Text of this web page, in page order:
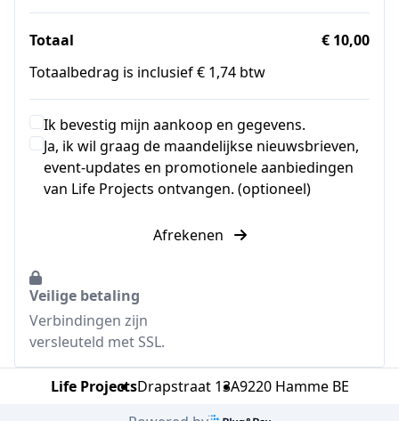
Totaal
€ 10,00
Totaalbedrag is inclusief € 1,74 btw
Ik bevestig mijn aankoop en gegevens.
Ja, ik wil graag de maandelijkse nieuwsbrieven,
event-updates en promotionele aanbiedingen
van Life Projects ontvangen. (optioneel)
Afrekenen
Veilige betaling
Verbindingen zijn
versleuteld met SSL.
Life ProjectsDrapstraat 13A9220 Hamme BE